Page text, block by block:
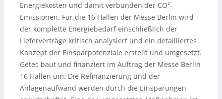
Energiekosten und damit verbunden der CO²-
Emissionen. Für die 16 Hallen der Messe Berlin wird
der komplette Energiebedarf einschließlich der
Lieferverträge kritisch analysiert und ein detailliertes
Konzept der Einsparpotenziale erstellt und umgesetzt.
Getec baut und finanziert im Auftrag der Messe Berlin
16 Hallen um. Die Refinanzierung und der
Anlagenaufwand werden durch die Einsparungen